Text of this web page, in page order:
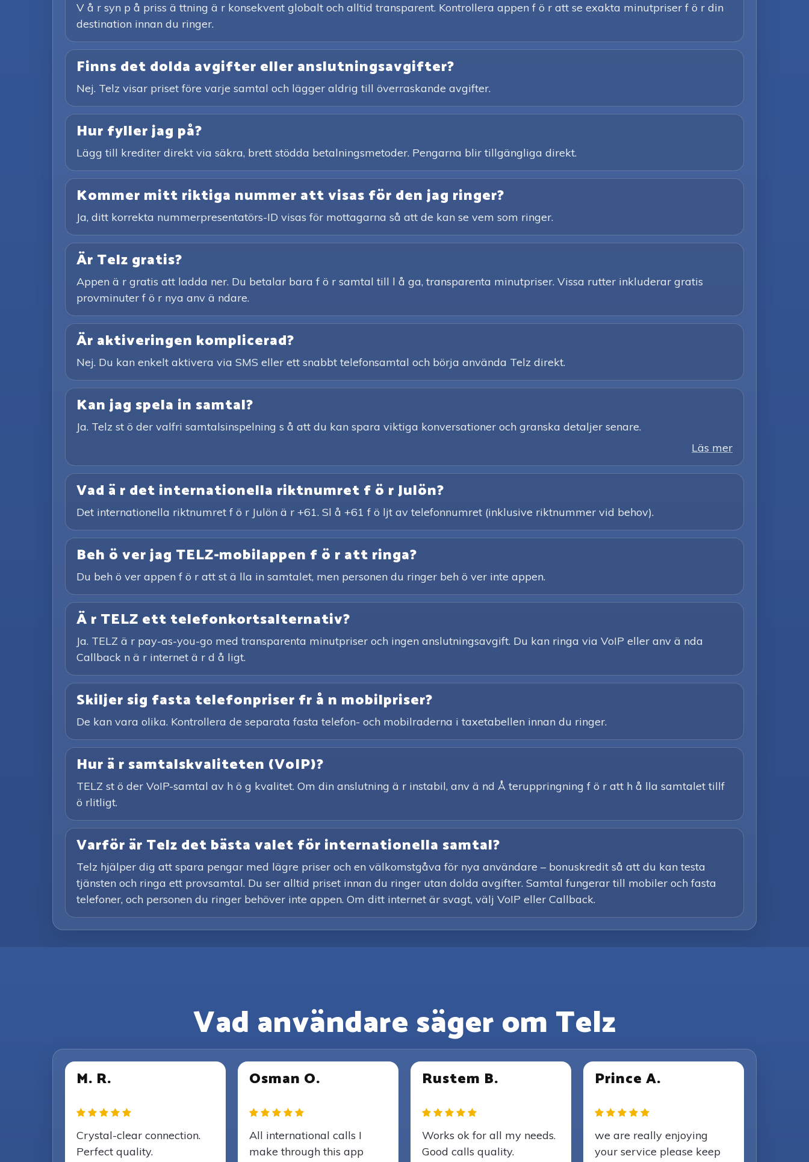
V å r syn p å priss ä ttning ä r konsekvent globalt och alltid transparent. Kontrollera appen f ö r att se exakta minutpriser f ö r din
destination innan du ringer.
Finns det dolda avgifter eller anslutningsavgifter?
Nej. Telz visar priset före varje samtal och lägger aldrig till överraskande avgifter.
Hur fyller jag på?
Lägg till krediter direkt via säkra, brett stödda betalningsmetoder. Pengarna blir tillgängliga direkt.
Kommer mitt riktiga nummer att visas för den jag ringer?
Ja, ditt korrekta nummerpresentatörs-ID visas för mottagarna så att de kan se vem som ringer.
Är Telz gratis?
Appen ä r gratis att ladda ner. Du betalar bara f ö r samtal till l å ga, transparenta minutpriser. Vissa rutter inkluderar gratis
provminuter f ö r nya anv ä ndare.
Är aktiveringen komplicerad?
Nej. Du kan enkelt aktivera via SMS eller ett snabbt telefonsamtal och börja använda Telz direkt.
Kan jag spela in samtal?
Ja. Telz st ö der valfri samtalsinspelning s å att du kan spara viktiga konversationer och granska detaljer senare.
Läs mer
Vad ä r det internationella riktnumret f ö r Julön?
Det internationella riktnumret f ö r Julön ä r +61. Sl å +61 f ö ljt av telefonnumret (inklusive riktnummer vid behov).
Beh ö ver jag TELZ-mobilappen f ö r att ringa?
Du beh ö ver appen f ö r att st ä lla in samtalet, men personen du ringer beh ö ver inte appen.
Ä r TELZ ett telefonkortsalternativ?
Ja. TELZ ä r pay-as-you-go med transparenta minutpriser och ingen anslutningsavgift. Du kan ringa via VoIP eller anv ä nda
Callback n ä r internet ä r d å ligt.
Skiljer sig fasta telefonpriser fr å n mobilpriser?
De kan vara olika. Kontrollera de separata fasta telefon- och mobilraderna i taxetabellen innan du ringer.
Hur ä r samtalskvaliteten (VoIP)?
TELZ st ö der VoIP-samtal av h ö g kvalitet. Om din anslutning ä r instabil, anv ä nd Å teruppringning f ö r att h å lla samtalet tillf
ö rlitligt.
Varför är Telz det bästa valet för internationella samtal?
Telz hjälper dig att spara pengar med lägre priser och en välkomstgåva för nya användare – bonuskredit så att du kan testa
tjänsten och ringa ett provsamtal. Du ser alltid priset innan du ringer utan dolda avgifter. Samtal fungerar till mobiler och fasta
telefoner, och personen du ringer behöver inte appen. Om ditt internet är svagt, välj VoIP eller Callback.
Vad användare säger om Telz
M. R.
Crystal-clear connection.
Perfect quality.
Osman O.
All international calls I
make through this app
Rustem B.
Works ok for all my needs.
Good calls quality.
Prince A.
we are really enjoying
your service please keep